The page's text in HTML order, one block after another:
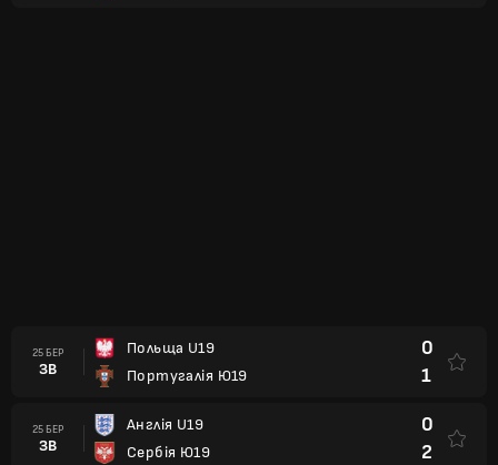
25 БЕР
ЗВ
Польща U19
Португалія Ю19
0
1
25 БЕР
ЗВ
Англія U19
Сербія Ю19
0
2